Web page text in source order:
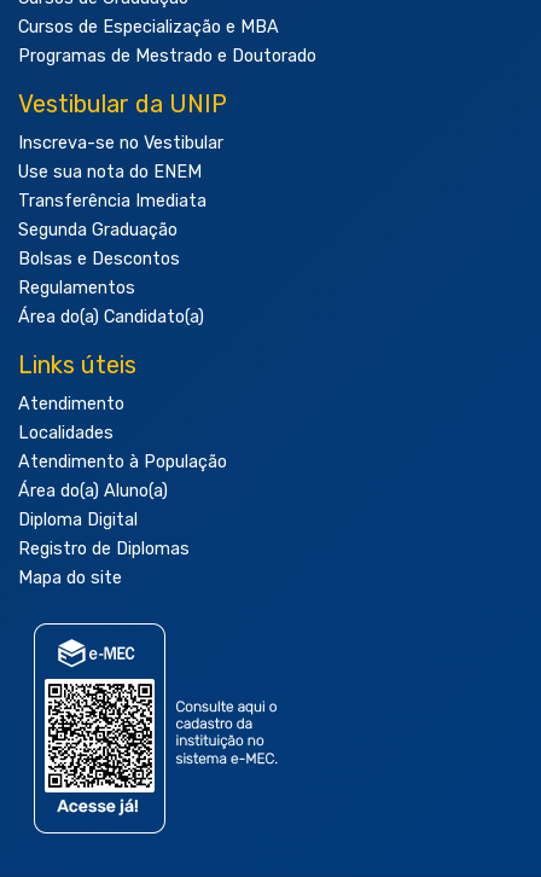
Cursos de Especialização e MBA
Programas de Mestrado e Doutorado
Vestibular da UNIP
Inscreva-se no Vestibular
Use sua nota do ENEM
Transferência Imediata
Segunda Graduação
Bolsas e Descontos
Regulamentos
Área do(a) Candidato(a)
Links úteis
Atendimento
Localidades
Atendimento à População
Área do(a) Aluno(a)
Diploma Digital
Registro de Diplomas
Mapa do site